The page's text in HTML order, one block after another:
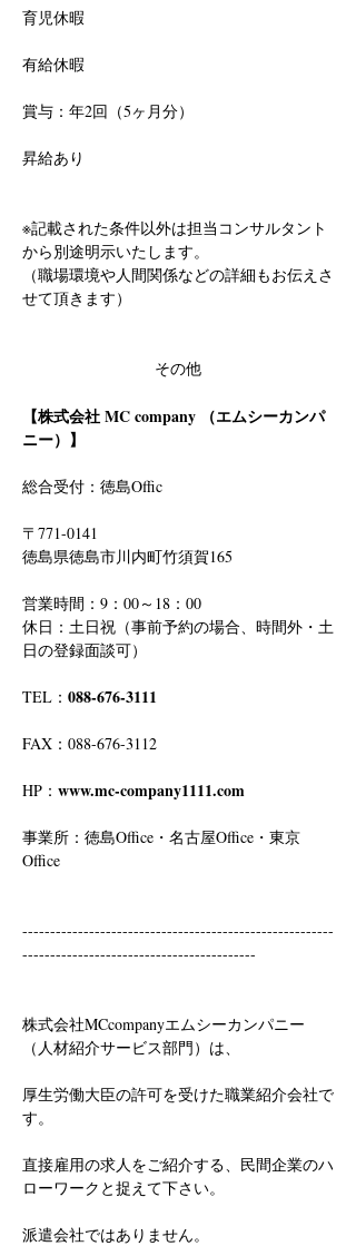
育児休暇
有給休暇
賞与：年2回（5ヶ月分）
昇給あり
※記載された条件以外は担当コンサルタント
から別途明示いたします。
（職場環境や人間関係などの詳細もお伝えさ
せて頂きます）
その他
【株式会社 MC company （エムシーカンパ
ニー）】
総合受付：徳島Offic
〒771-0141
徳島県徳島市川内町竹須賀165
営業時間：9：00～18：00
休日：土日祝（事前予約の場合、時間外・土
日の登録面談可）
TEL： 088-676-3111
FAX：088-676-3112
HP： www.mc-company1111.com
事業所：徳島Office・名古屋Office・東京
Office
--------------------------------------------------------
------------------------------------------
株式会社MCcompanyエムシーカンパニー
（人材紹介サービス部門）は、
厚生労働大臣の許可を受けた職業紹介会社で
す。
直接雇用の求人をご紹介する、民間企業のハ
ローワークと捉えて下さい。
派遣会社ではありません。